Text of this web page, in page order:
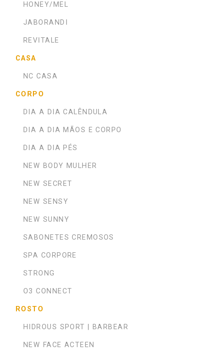
HONEY/MEL
JABORANDI
REVITALE
CASA
NC CASA
CORPO
DIA A DIA CALÊNDULA
DIA A DIA MÃOS E CORPO
DIA A DIA PÉS
NEW BODY MULHER
NEW SECRET
NEW SENSY
NEW SUNNY
SABONETES CREMOSOS
SPA CORPORE
STRONG
O3 CONNECT
ROSTO
HIDROUS SPORT | BARBEAR
NEW FACE ACTEEN